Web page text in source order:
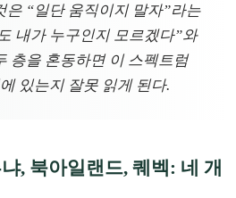
은 “일단 움직이지 말자”라는
내가 누구인지 모르겠다”와
층을 혼동하면 이 스펙트럼
있는지 잘못 읽게 된다.
, 북아일랜드, 퀘벡: 네 개